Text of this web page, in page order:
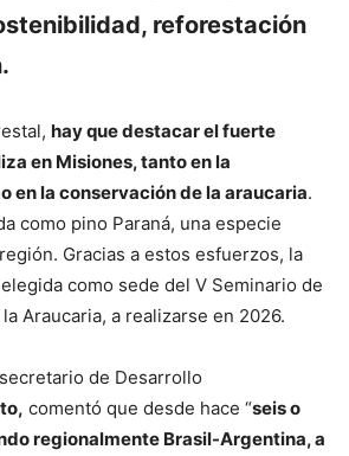
reforestación
hay que destacar el fuerte
en Misiones, tanto en la
en la conservación de la araucaria.
como pino Paraná, una especie
Gracias a estos esfuerzos, la
como sede del V Seminario de
Araucaria, a realizarse en 2026.
de Desarrollo
comentó que desde hace “seis o
regionalmente Brasil-Argentina, a